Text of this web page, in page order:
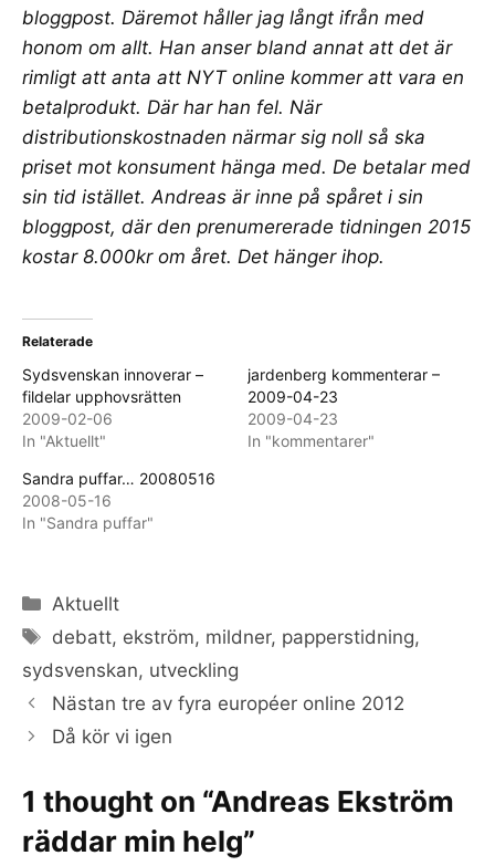
bloggpost. Däremot håller jag långt ifrån med
honom om allt. Han anser bland annat att det är
rimligt att anta att NYT online kommer att vara en
betalprodukt. Där har han fel. När
distributionskostnaden närmar sig noll så ska
priset mot konsument hänga med. De betalar med
sin tid istället. Andreas är inne på spåret i sin
bloggpost, där den prenumererade tidningen 2015
kostar 8.000kr om året. Det hänger ihop.
Relaterade
Sydsvenskan innoverar –
fildelar upphovsrätten
2009-02-06
In "Aktuellt"
jardenberg kommenterar –
2009-04-23
2009-04-23
In "kommentarer"
Sandra puffar… 20080516
2008-05-16
In "Sandra puffar"
Categories
Aktuellt
Tags
debatt, ekström, mildner, papperstidning,
sydsvenskan, utveckling
Nästan tre av fyra européer online 2012
Då kör vi igen
1 thought on “Andreas Ekström
räddar min helg”